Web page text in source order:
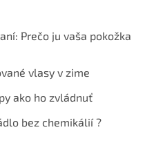
Prečo ju vaša pokožka
vlasy v zime
ako ho zvládnuť
bez chemikálií ?